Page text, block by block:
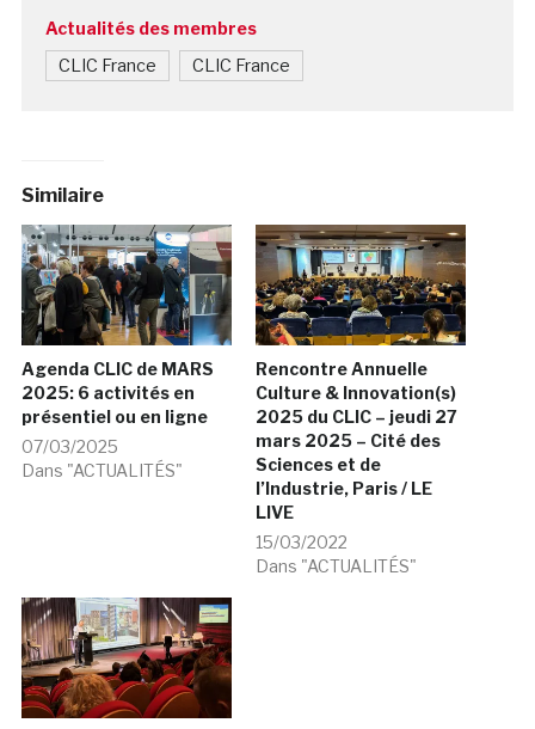
Actualités des membres
CLIC France CLIC France
Similaire
Agenda CLIC de MARS
2025: 6 activités en
présentiel ou en ligne
07/03/2025
Dans "ACTUALITÉS"
Rencontre Annuelle
Culture & Innovation(s)
2025 du CLIC – jeudi 27
mars 2025 – Cité des
Sciences et de
l’Industrie, Paris / LE
LIVE
15/03/2022
Dans "ACTUALITÉS"